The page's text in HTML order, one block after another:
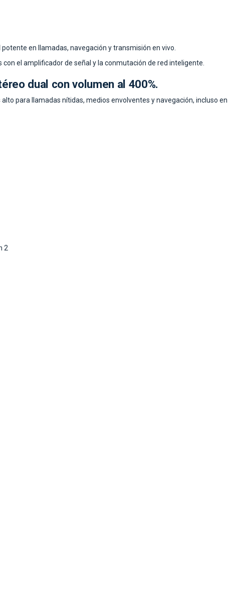
en llamadas, navegación y transmisión en vivo.
el amplificador de señal y la conmutación de red inteligente.
dual con volumen al 400%.
para llamadas nítidas, medios envolventes y navegación, incluso
2